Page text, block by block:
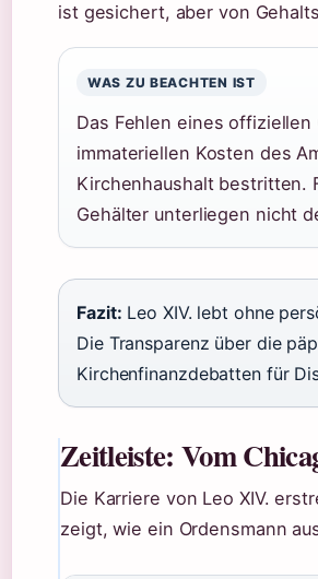
ist gesichert, aber von
WAS ZU BEACHTEN IST
Das Fehlen eines
immateriellen Kosten des
Kirchenhaushalt bestritten.
Gehälter unterliegen nicht
Fazit: Leo XIV. lebt ohne
Die Transparenz über die
Kirchenfinanzdebatten für
Zeitleiste: Vom
Die Karriere von Leo XIV.
zeigt, wie ein Ordensmann